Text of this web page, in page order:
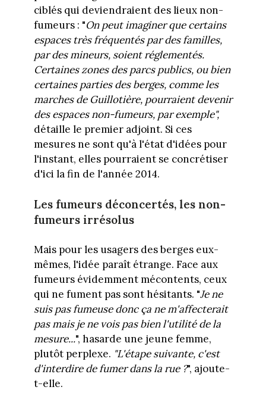
ciblés qui deviendraient des lieux non-
fumeurs : "On peut imaginer que certains
espaces très fréquentés par des familles,
par des mineurs, soient réglementés.
Certaines zones des parcs publics, ou bien
certaines parties des berges, comme les
marches de Guillotière, pourraient devenir
des espaces non-fumeurs, par exemple",
détaille le premier adjoint. Si ces
mesures ne sont qu'à l'état d'idées pour
l'instant, elles pourraient se concrétiser
d'ici la fin de l'année 2014.
Les fumeurs déconcertés, les non-
fumeurs irrésolus
Mais pour les usagers des berges eux-
mêmes, l'idée paraît étrange. Face aux
fumeurs évidemment mécontents, ceux
qui ne fument pas sont hésitants. "Je ne
suis pas fumeuse donc ça ne m'affecterait
pas mais je ne vois pas bien l'utilité de la
mesure...", hasarde une jeune femme,
plutôt perplexe. "L'étape suivante, c'est
d'interdire de fumer dans la rue ?", ajoute-
t-elle.